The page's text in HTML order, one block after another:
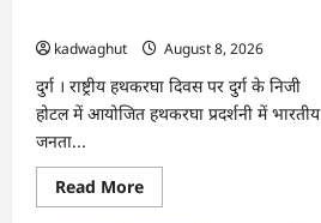
kadwaghut
August 8, 2026
दुर्ग । राष्ट्रीय हथकरघा दिवस पर दुर्ग के निजी
होटल में आयोजित हथकरघा प्रदर्शनी में भारतीय
जनता...
Read MoreRead
more